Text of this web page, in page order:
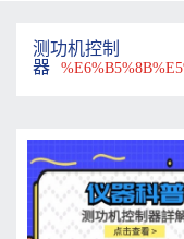
测功机控制
器